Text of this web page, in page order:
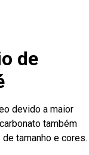
de
devido a maior
também
tamanho e cores.